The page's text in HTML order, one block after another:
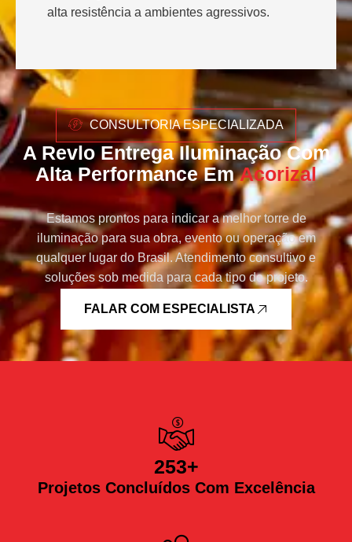
alta resistência a ambientes agressivos.
CONSULTORIA ESPECIALIZADA
A Revlo Entrega Iluminação Com
Alta Performance EmAcorizal
Estamos prontos para indicar a melhor torre de
iluminação para sua obra, evento ou operação em
qualquer lugar do Brasil. Atendimento consultivo e
soluções sob medida para cada tipo de projeto.
FALAR COM ESPECIALISTA
Projetos Concluídos Com Excelência
253+